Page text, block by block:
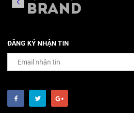
ĐĂNG KÝ NHẬN TIN